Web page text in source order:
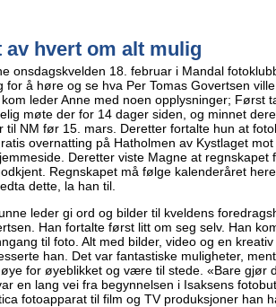
av hvert om alt mulig
onsdagskvelden 18. februar i Mandal
for å høre og se hva Per Tomas Govertsen
leder Anne med noen opplysninger; Først
møte der for 14 dager siden, og minnet
til NM før 15. mars. Deretter fortalte hun at
overnatting på Hatholmen av Kystlaget
Deretter viste Magne at regnskapet
Regnskapet må følge kalenderåret
dette, la han til.
leder gi ord og bilder til kveldens
Han fortalte først litt om seg selv. Han
til foto. Alt med bilder, video og en
han. Det var fantastiske muligheter,
for øyeblikket og være til stede. «Bare gjør
en lang vei fra begynnelsen i Isaksens
fotoapparat til film og TV produksjoner han